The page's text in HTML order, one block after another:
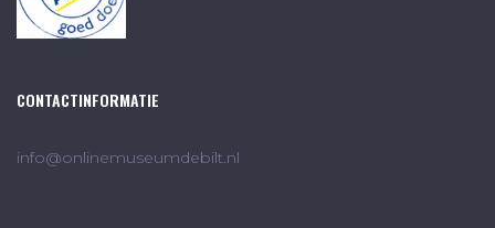
CONTACTINFORMATIE
info@onlinemuseumdebilt.nl